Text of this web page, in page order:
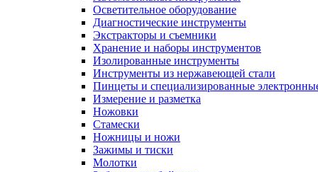
Осветительное оборудование
Диагностические инструменты
Экстракторы и съемники
Хранение и наборы инструментов
Изолированные инструменты
Инструменты из нержавеющей стали
Пинцеты и специализированные
Измерение и разметка
Ножовки
Стамески
Ножницы и ножи
Зажимы и тиски
Молотки